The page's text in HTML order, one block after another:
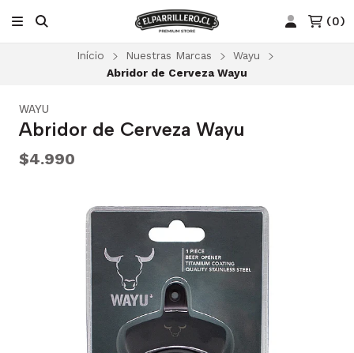
(0)
Início Nuestras Marcas
Wayu
Abridor de Cerveza Wayu
WAYU
Abridor de Cerveza Wayu
$4.990